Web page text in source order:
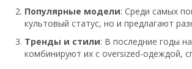
Популярные модели: Среди самых
культовый статус, но и предлагают
Тренды и стили: В последние годы
комбинируют их с oversized-одеждой,